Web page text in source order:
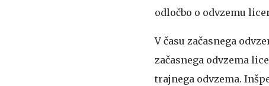
odločbo o odvzemu
V času začasnega
začasnega odvzema
trajnega odvzema.